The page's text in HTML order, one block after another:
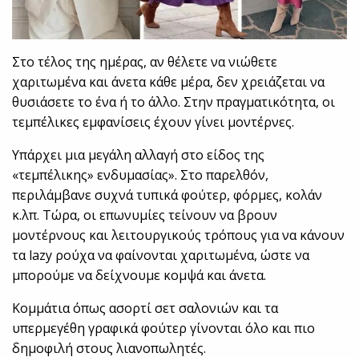
Στο τέλος της ημέρας, αν θέλετε να νιώθετε
χαριτωμένα και άνετα κάθε μέρα, δεν χρειάζεται να
θυσιάσετε το ένα ή το άλλο. Στην πραγματικότητα, οι
τεμπέλικες εμφανίσεις έχουν γίνει μοντέρνες.
Υπάρχει μια μεγάλη αλλαγή στο είδος της
«τεμπέλικης» ενδυμασίας». Στο παρελθόν,
περιλάμβανε συχνά τυπικά φούτερ, φόρμες, κολάν
κ.λπ. Τώρα, οι επωνυμίες τείνουν να βρουν
μοντέρνους και λειτουργικούς τρόπους για να κάνουν
τα lazy ρούχα να φαίνονται χαριτωμένα, ώστε να
μπορούμε να δείχνουμε κομψά και άνετα.
Κομμάτια όπως ασορτί σετ σαλονιών και τα
υπερμεγέθη γραφικά φούτερ γίνονται όλο και πιο
δημοφιλή στους λιανοπωλητές.